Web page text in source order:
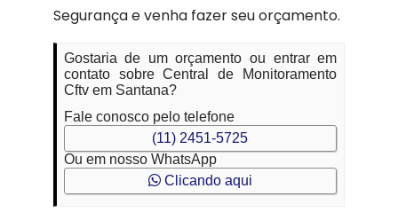
Segurança e venha fazer seu orçamento.
Gostaria de um orçamento ou entrar em
contato sobre Central de Monitoramento
Cftv em Santana?
Fale conosco pelo telefone
(11) 2451-5725
Ou em nosso WhatsApp
Clicando aqui